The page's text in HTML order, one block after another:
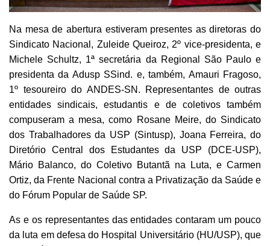
Na mesa de abertura estiveram presentes as diretoras do
Sindicato Nacional, Zuleide Queiroz, 2º vice-presidenta, e
Michele Schultz, 1ª secretária da Regional São Paulo e
presidenta da Adusp SSind. e, também, Amauri Fragoso,
1º tesoureiro do ANDES-SN. Representantes de outras
entidades sindicais, estudantis e de coletivos também
compuseram a mesa, como Rosane Meire, do Sindicato
dos Trabalhadores da USP (Sintusp), Joana Ferreira, do
Diretório Central dos Estudantes da USP (DCE-USP),
Mário Balanco, do Coletivo Butantã na Luta, e Carmen
Ortiz, da Frente Nacional contra a Privatização da Saúde e
do Fórum Popular de Saúde SP.
As e os representantes das entidades contaram um pouco
da luta em defesa do Hospital Universitário (HU/USP), que